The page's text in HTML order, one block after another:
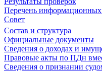
Перечень информационных
Совет
Состав и структура
Официальные документы
Сведения о доходах и
Правовые акты по ПДн
Сведения о признании